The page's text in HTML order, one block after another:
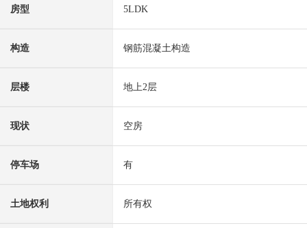
房型 5LDK
构造 钢筋混凝土构造
层楼 地上2层
现状 空房
停车场 有
土地权利 所有权